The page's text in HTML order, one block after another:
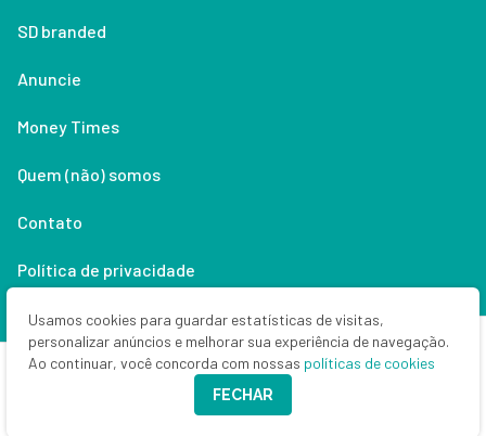
SD branded
Anuncie
Money Times
Quem (não) somos
Contato
Política de privacidade
Lifestyle
Copyright © 2026 Seu Dinheiro. Todos os direitos reservados.
CNPJ: 33.523.405/0001-63
Usamos cookies para guardar estatísticas de visitas,
personalizar anúncios e melhorar sua experiência de navegação.
Ao continuar, você concorda com nossas políticas de cookies
FECHAR